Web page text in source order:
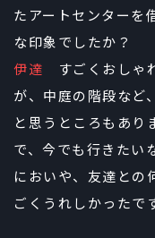
たアートセンターを
な印象でしたか？
伊達 すごくおしゃ
が、中庭の階段など
と思うところもあり
で、今でも行きたい
においや、友達との
ごくうれしかったで